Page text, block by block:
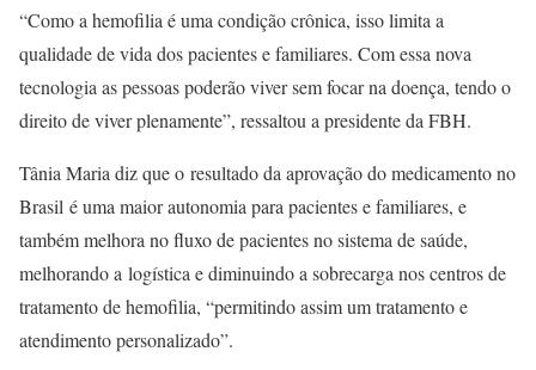
“Como a hemofilia é uma condição crônica, isso limita a
qualidade de vida dos pacientes e familiares. Com essa nova
tecnologia as pessoas poderão viver sem focar na doença, tendo o
direito de viver plenamente”, ressaltou a presidente da FBH.
Tânia Maria diz que o resultado da aprovação do medicamento no
Brasil é uma maior autonomia para pacientes e familiares, e
também melhora no fluxo de pacientes no sistema de saúde,
melhorando a logística e diminuindo a sobrecarga nos centros de
tratamento de hemofilia, “permitindo assim um tratamento e
atendimento personalizado”.